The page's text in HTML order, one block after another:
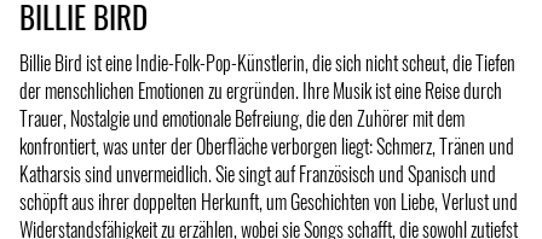
BILLIE BIRD
Billie Bird ist eine Indie-Folk-Pop-Künstlerin, die sich nicht scheut, die Tiefen
der menschlichen Emotionen zu ergründen. Ihre Musik ist eine Reise durch
Trauer, Nostalgie und emotionale Befreiung, die den Zuhörer mit dem
konfrontiert, was unter der Oberfläche verborgen liegt: Schmerz, Tränen und
Katharsis sind unvermeidlich. Sie singt auf Französisch und Spanisch und
schöpft aus ihrer doppelten Herkunft, um Geschichten von Liebe, Verlust und
Widerstandsfähigkeit zu erzählen, wobei sie Songs schafft, die sowohl zutiefst